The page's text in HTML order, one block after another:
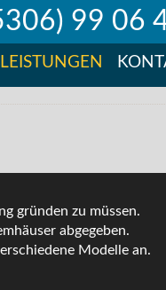
99 06
LEISTUNGEN
gründen zu müssen.
abgegeben.
Modelle an.